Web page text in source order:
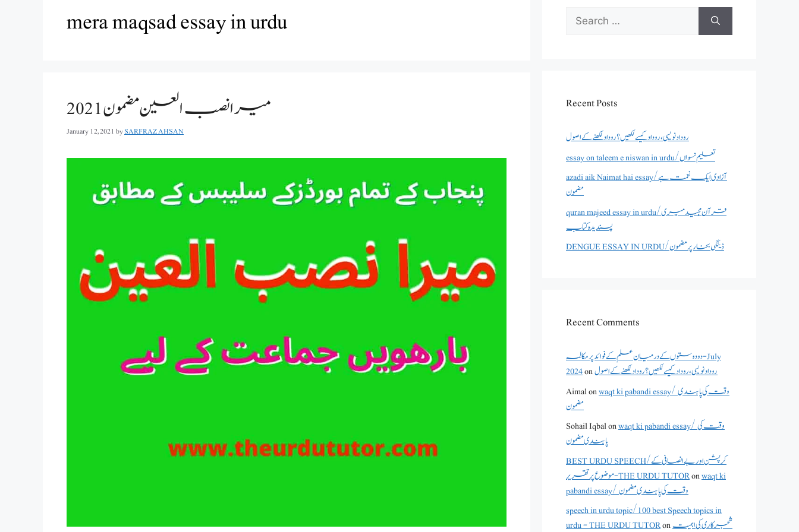
mera maqsad essay in urdu
میرا نصب العین مضمون 2021
January 12, 2021 bySARFRAZ AHSAN
Search
for:
Recent Posts
روداد نویسی ،روداد کیسے لکھیں؟ روداد لکھنے کے اصول
essay on taleem e niswan in urdu/تعلیم نسواں
azadi aik Naimat hai essay/آزادی ایک نعمت ہے
مضمون
quran majeed essay in urdu/قرآن مجید میری
پسندیدہ کتاب
DENGUE ESSAY IN URDU/ڈینگی بخار پر مضمون
Recent Comments
دو دوستوں کے درمیان علم کے فوائد پر مکالمہ - July
2024onروداد نویسی ،روداد کیسے لکھیں؟ روداد لکھنے کے اصول
Aimalonwaqt ki pabandi essay/ وقت کی پابندی
مضمون
Sohail Iqbalonwaqt ki pabandi essay/ وقت کی
پابندی مضمون
BEST URDU SPEECH/کرپشن اور بے انصافی کے
موضوع پر تقریر - THE URDU TUTORonwaqt ki
pabandi essay/ وقت کی پابندی مضمون
speech in urdu topic/100 best Speech topics in
urdu - THE URDU TUTORonشجرکاری کی اہمیت